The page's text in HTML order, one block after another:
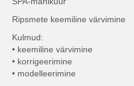
Ripsmete keemiline värvimine
Kulmud:
• keemiline värvimine
• korrigeerimine
• modelleerimine